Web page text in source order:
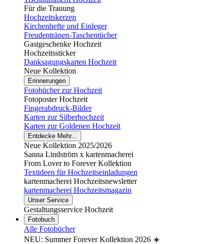
Für die Trauung
Hochzeitskerzen
Kirchenhefte und Einleger
Freudentränen-Taschentücher
Gastgeschenke Hochzeit
Hochzeitssticker
Danksagungskarten Hochzeit
Neue Kollektion
Erinnerungen
Fotobücher zur Hochzeit
Fotoposter Hochzeit
Fingerabdruck-Bilder
Karten zur Silberhochzeit
Karten zur Goldenen Hochzeit
Entdecke Mehr...
Neue Kollektion 2025/2026
Sanna Lindström x kartenmacherei
From Lover to Forever Kollektion
Textideen für Hochzeitseinladungen
kartenmacherei Hochzeitsnewsletter
kartenmacherei Hochzeitsmagazin
Unser Service
Gestaltungsservice Hochzeit
Fotobuch
Alle Fotobücher
NEU: Summer Forever Kollektion 2026 ☀️